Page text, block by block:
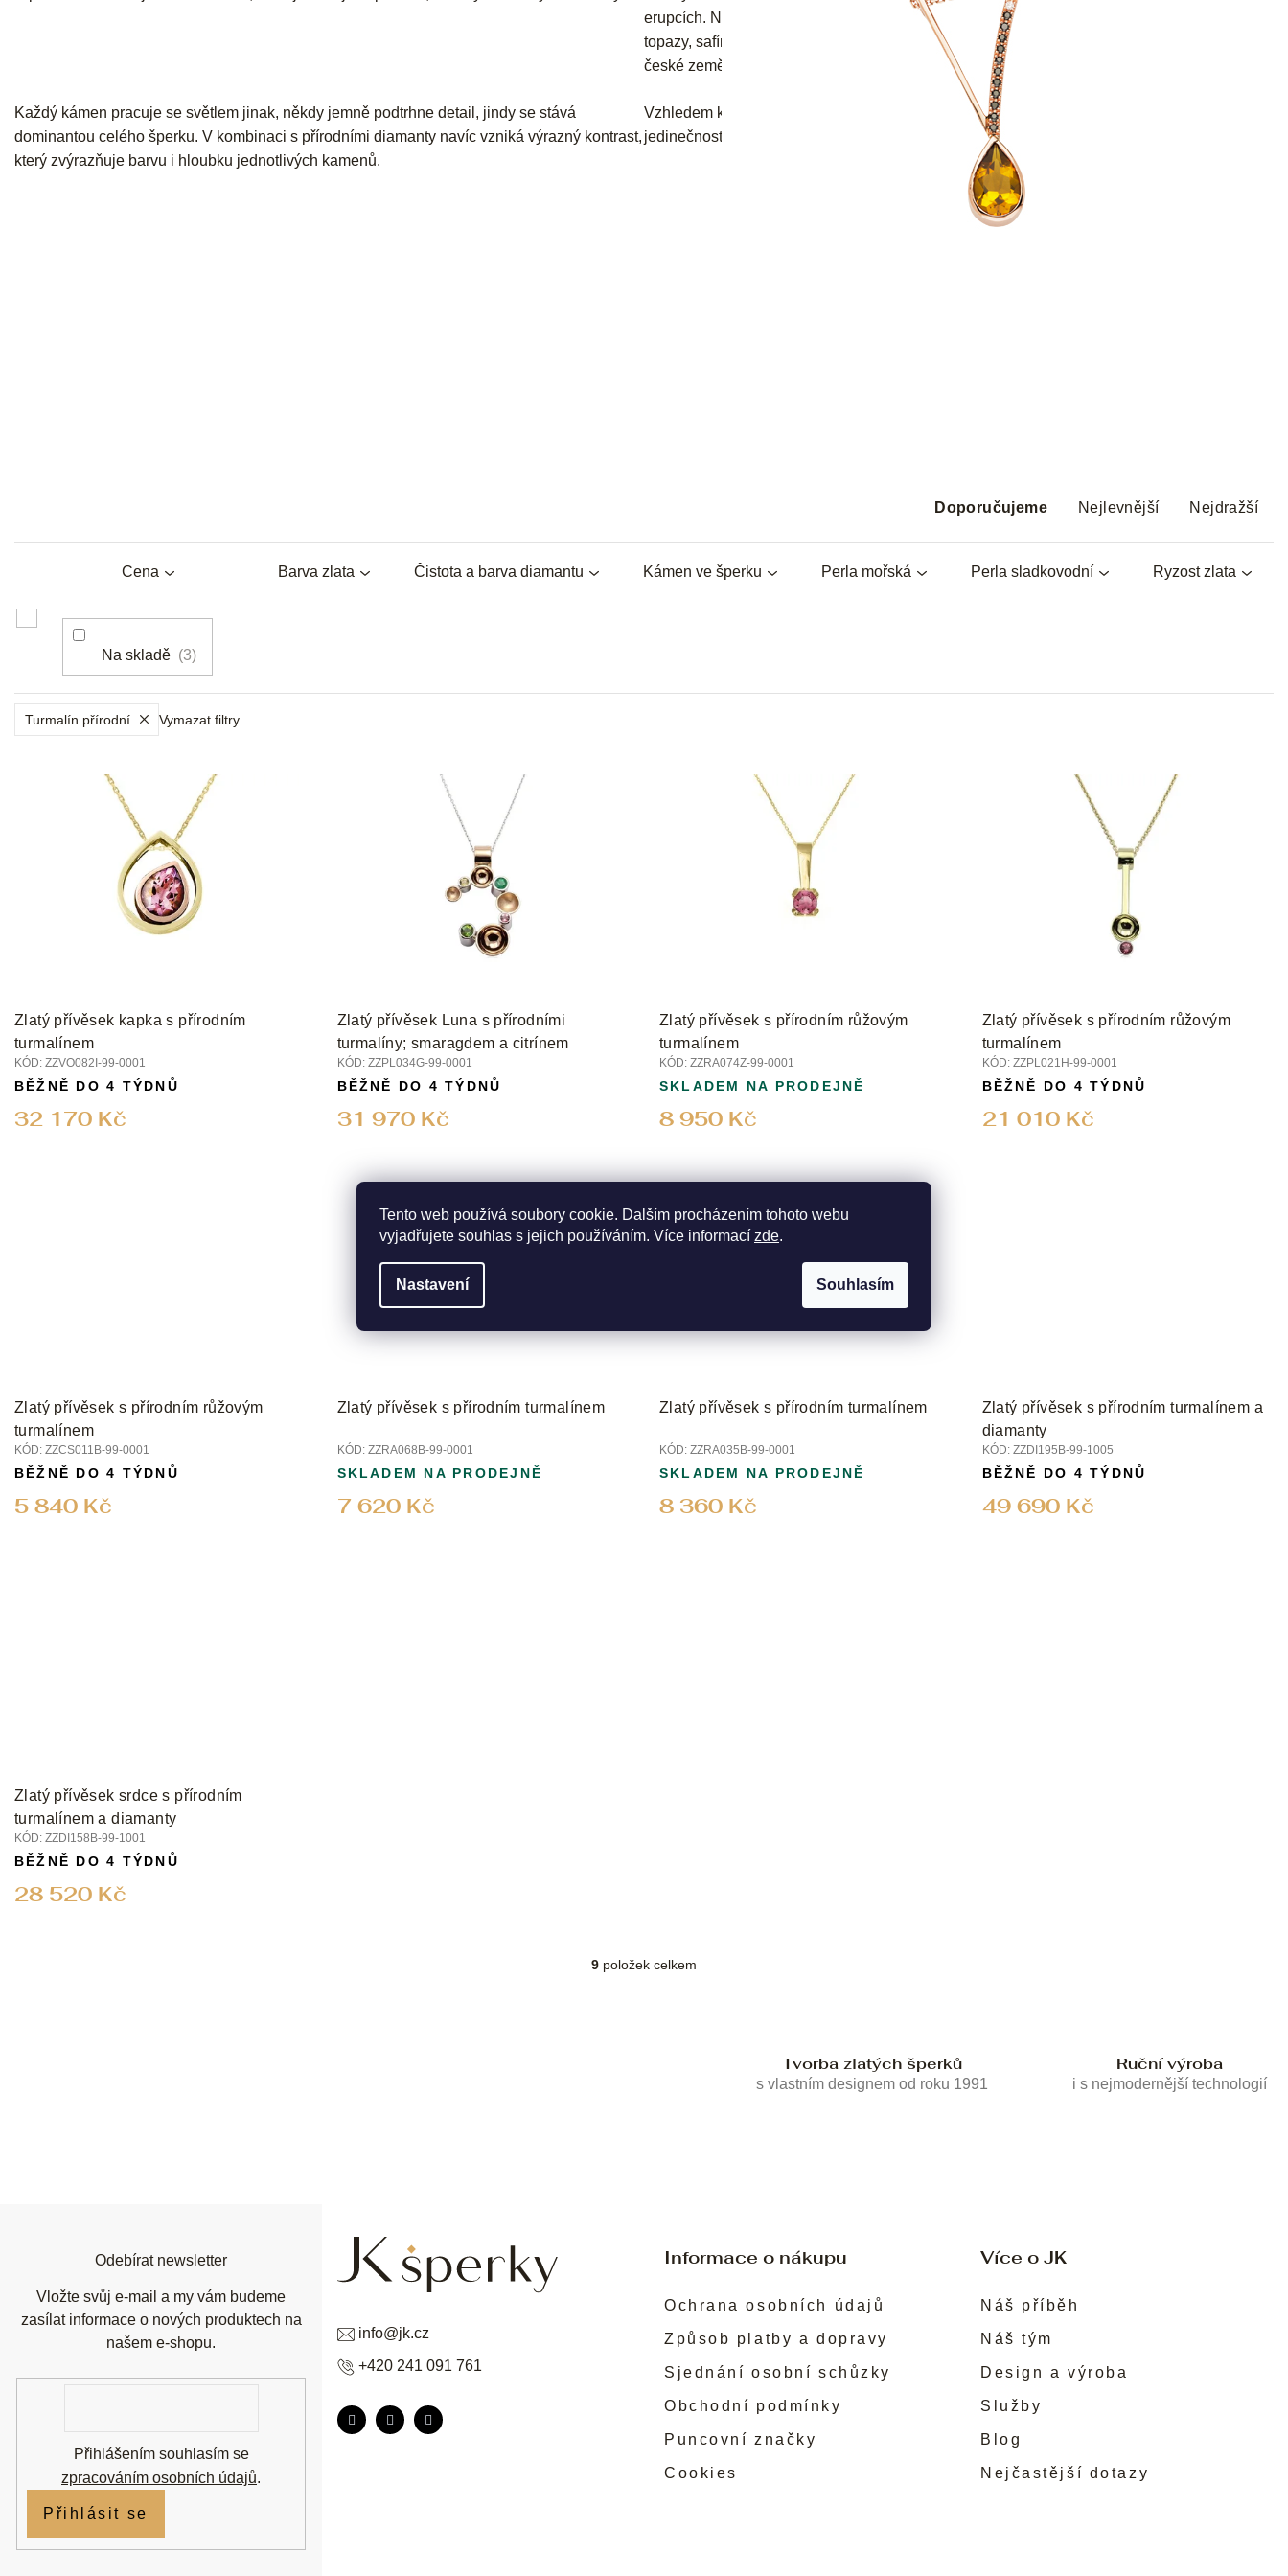
Tento web používá soubory cookie. Dalším procházením tohoto webu
vyjadřujete souhlas s jejich používáním. Více informací zde.
Nastavení Souhlasím
erupcích. Nechybí ani modré topazy Swiss s vysokou průhledností a živým leskem, čisté bílé
topazy, safíry s nadčasovou elegancí nebo jedinečný vltavín, kámen s příběhem vesmíru i
české země.
Každý kámen pracuje se světlem jinak, někdy jemně podtrhne detail, jindy se stává
dominantou celého šperku. V kombinaci s přírodními diamanty navíc vzniká výrazný kontrast,
který zvýrazňuje barvu i hloubku jednotlivých kamenů.
Vzhledem k přírodnímu původu se jednotlivé kameny mohou lišit v odstínu, právě v této
jedinečnosti spočívá jejich pravá hodnota.
z
n
d
Doporučujeme Nejlevnější Nejdražší
Barva zlata Čistota a barva diamantu Kámen ve šperku Perla mořská Perla sladkovodní Ryzost zlata
Cena
Na skladě 3
Turmalín přírodní Vymazat filtry
t
ů
Zlatý přívěsek kapka s přírodním
turmalínem
KÓD: ZZVO082I-99-0001
32 170 Kč
BĚŽNĚ DO 4 TÝDNŮ
Zlatý přívěsek Luna s přírodními
turmalíny; smaragdem a citrínem
KÓD: ZZPL034G-99-0001
31 970 Kč
BĚŽNĚ DO 4 TÝDNŮ
Zlatý přívěsek s přírodním růžovým
turmalínem
KÓD: ZZRA074Z-99-0001
8 950 Kč
SKLADEM NA PRODEJNĚ
Zlatý přívěsek s přírodním růžovým
turmalínem
KÓD: ZZPL021H-99-0001
21 010 Kč
BĚŽNĚ DO 4 TÝDNŮ
Zlatý přívěsek s přírodním růžovým
turmalínem
KÓD: ZZCS011B-99-0001
5 840 Kč
BĚŽNĚ DO 4 TÝDNŮ
Zlatý přívěsek s přírodním turmalínem
KÓD: ZZRA068B-99-0001
7 620 Kč
SKLADEM NA PRODEJNĚ
Zlatý přívěsek s přírodním turmalínem
KÓD: ZZRA035B-99-0001
8 360 Kč
SKLADEM NA PRODEJNĚ
Zlatý přívěsek s přírodním turmalínem a
diamanty
KÓD: ZZDI195B-99-1005
49 690 Kč
BĚŽNĚ DO 4 TÝDNŮ
Zlatý přívěsek srdce s přírodním
turmalínem a diamanty
KÓD: ZZDI158B-99-1001
28 520 Kč
BĚŽNĚ DO 4 TÝDNŮ
O
9 položek celkem
Tvorba zlatých šperků
s vlastním designem od roku 1991
Ruční výroba
i s nejmodernější technologií
Informace o nákupu
Ochrana osobních údajů
Způsob platby a dopravy
Sjednání osobní schůzky
Obchodní podmínky
Puncovní značky
Cookies
Více o JK
Náš příběh
Náš tým
Design a výroba
Služby
Blog
Nejčastější dotazy
info@jk.cz
+420 241 091 761
Odebírat newsletter
Vložte svůj e-mail a my vám budeme
zasílat informace o nových produktech na
našem e-shopu.
Přihlášením souhlasím se
zpracováním osobních údajů.
Přihlásit se